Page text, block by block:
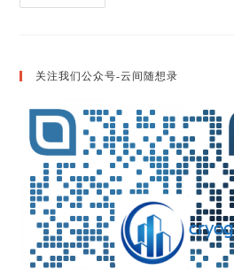
学
流
送
单
元
泵
关注我们公众号-云间随想录